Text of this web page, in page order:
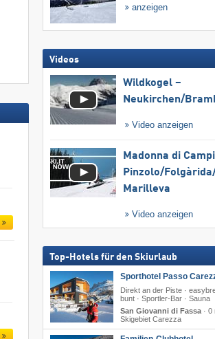
anzeigen
Videos
Wildkogel –
Neukirchen/​
Video anzeigen
Madonna di
Pinzolo/​
Marilleva
Video anzeigen
Top-Hotels für den Skiurlaub
Sporthotel Passo
Direkt an der Piste ·
bunt · Sportler-Bar · Sauna
San Giovanni di Fassa· 0
Skigebiet Carezza